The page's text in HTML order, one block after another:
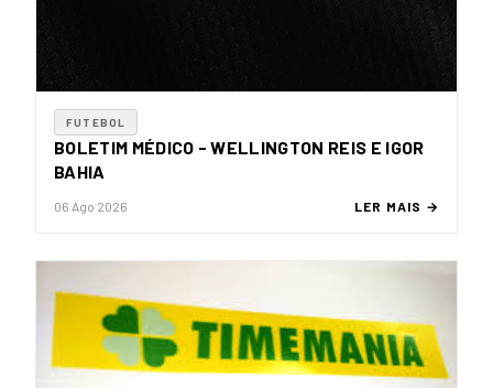
FUTEBOL
BOLETIM MÉDICO - WELLINGTON REIS E IGOR
BAHIA
06 Ago 2026 LER MAIS →